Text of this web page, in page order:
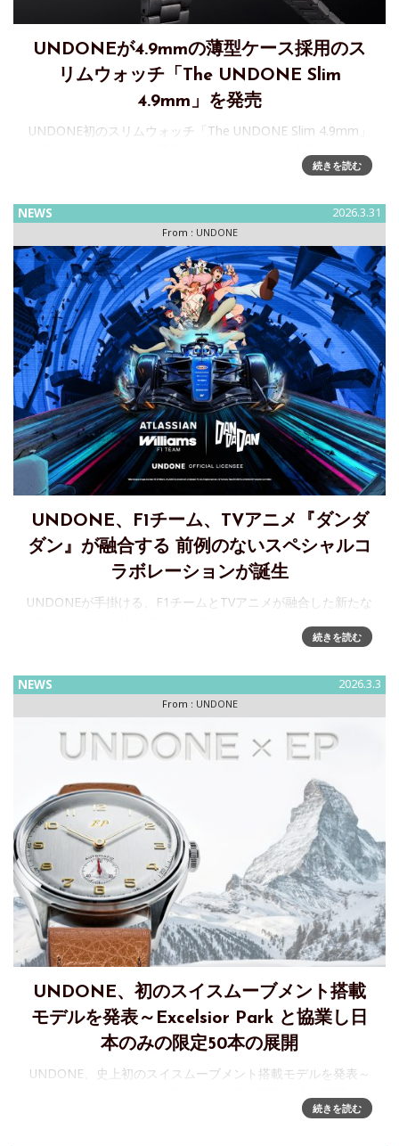
UNDONEが4.9mmの薄型ケース採用のス
リムウォッチ「The UNDONE Slim
4.9mm」を発売
UNDONE初のスリムウォッチ「The UNDONE Slim 4.9mm」
マイズウォッチブランド「UNDONE」は、ブランド初のスリ
続きを読む
NEWS 2026.3.31
From : UNDONE
UNDONE、F1チーム、TVアニメ『ダンダ
ダン』が融合する 前例のないスペシャルコ
ラボレーションが誕生
UNDONEが手掛ける、F1チームとTVアニメが融合した新たな
TVアニメ『ダンダダン』Powered by UNDONEという前例の
続きを読む
NEWS 2026.3.3
From : UNDONE
UNDONE、初のスイスムーブメント搭載
モデルを発表～Excelsior Park と協業し日
本のみの限定50本の展開
UNDONE、史上初のスイスムーブメント搭載モデルを発表～
UNDONE JAPANは、スイスの老舗時計ブランドExcelsior
続きを読む